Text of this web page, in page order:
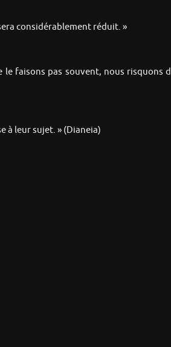
considérablement réduit. »
le faisons pas souvent, nous risquons
à leur sujet. » (Dianeia)